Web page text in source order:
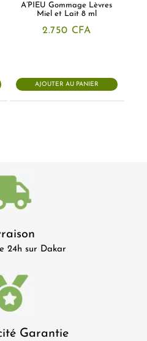
A’PIEU Gommage Lèvres
Miel et Lait 8 ml
2.750 CFA
AJOUTER AU PANIER
24h sur Dakar
Garantie